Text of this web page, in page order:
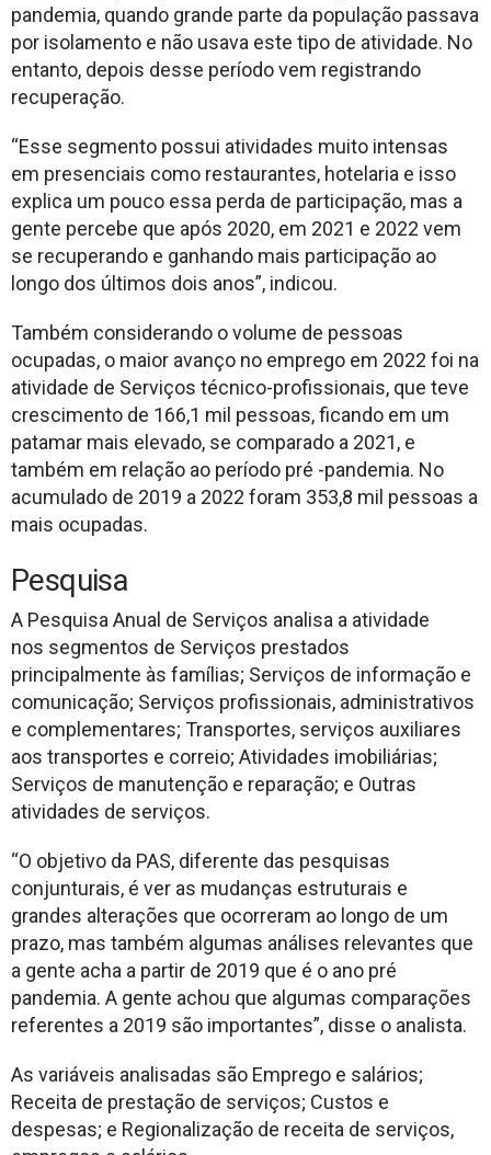
pandemia, quando grande parte da população passava
por isolamento e não usava este tipo de atividade. No
entanto, depois desse período vem registrando
recuperação.
“Esse segmento possui atividades muito intensas
em presenciais como restaurantes, hotelaria e isso
explica um pouco essa perda de participação, mas a
gente percebe que após 2020, em 2021 e 2022 vem
se recuperando e ganhando mais participação ao
longo dos últimos dois anos”, indicou.
Também considerando o volume de pessoas
ocupadas, o maior avanço no emprego em 2022 foi na
atividade de Serviços técnico-profissionais, que teve
crescimento de 166,1 mil pessoas, ficando em um
patamar mais elevado, se comparado a 2021, e
também em relação ao período pré -pandemia. No
acumulado de 2019 a 2022 foram 353,8 mil pessoas a
mais ocupadas.
Pesquisa
A Pesquisa Anual de Serviços analisa a atividade
nos segmentos de Serviços prestados
principalmente às famílias; Serviços de informação e
comunicação; Serviços profissionais, administrativos
e complementares; Transportes, serviços auxiliares
aos transportes e correio; Atividades imobiliárias;
Serviços de manutenção e reparação; e Outras
atividades de serviços.
“O objetivo da PAS, diferente das pesquisas
conjunturais, é ver as mudanças estruturais e
grandes alterações que ocorreram ao longo de um
prazo, mas também algumas análises relevantes que
a gente acha a partir de 2019 que é o ano pré
pandemia. A gente achou que algumas comparações
referentes a 2019 são importantes”, disse o analista.
As variáveis analisadas são Emprego e salários;
Receita de prestação de serviços; Custos e
despesas; e Regionalização de receita de serviços,